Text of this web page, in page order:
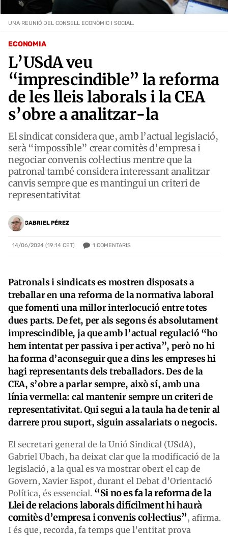
ECONOMIA
L’USdA veu
“imprescindible” la reforma
de les lleis laborals i la CEA
s’obre a analitzar-la
El sindicat considera que, amb l’actual legislació,
serà “impossible” crear comitès d’empresa i
negociar convenis col·lectius mentre que la
patronal també considera interessant analitzar
canvis sempre que es mantingui un criteri de
representativitat
GABRIEL PÉREZ
14/06/2024 (19:14 CET) 1 COMENTARIS
UNA REUNIÓ DEL CONSELL ECONÒMIC I SOCIAL.
Patronals i sindicats es mostren disposats a
treballar en una reforma de la normativa laboral
que fomenti una millor interlocució entre totes
dues parts. De fet, per als segons és absolutament
imprescindible, ja que amb l’actual regulació “ho
hem intentat per passiva i per activa”, però no hi
ha forma d’aconseguir que a dins les empreses hi
hagi representants dels treballadors. Des de la
CEA, s’obre a parlar sempre, això sí, amb una
línia vermella: cal mantenir sempre un criteri de
representativitat. Qui segui a la taula ha de tenir al
darrere prou suport, siguin assalariats o negocis.
El secretari general de la Unió Sindical (USdA),
Gabriel Ubach, ha deixat clar que la modificació de la
legislació, a la qual es va mostrar obert el cap de
Govern, Xavier Espot, durant el Debat d’Orientació
Política, és essencial. “Si no es fa la reforma de la
Llei de relacions laborals difícilment hi haurà
comitès d’empresa i convenis col·lectius”, afirma.
I és que, recorda, fa temps que l’entitat prova